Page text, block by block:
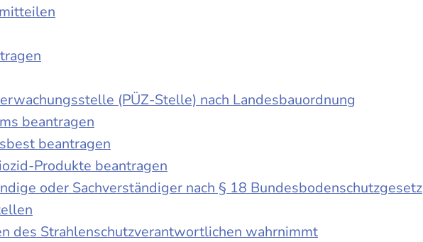
(PÜZ-Stelle) nach Landesbauordnung
beantragen
beantragen
Produkte beantragen
oder Sachverständiger nach § 18 Bundesbodenschutzgesetz
des Strahlenschutzverantwortlichen wahrnimmt